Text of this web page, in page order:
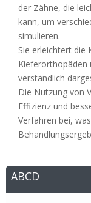
ABCD
der Zähne, die
kann, um
simulieren.
Sie erleichtert die
Kieferorthopäden
verständlich
Die Nutzung von
Effizienz und
Verfahren bei,